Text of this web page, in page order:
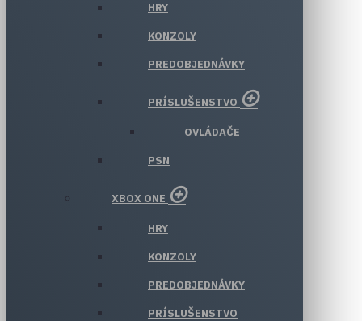
HRY
KONZOLY
PREDOBJEDNÁVKY
PRÍSLUŠENSTVO
OVLÁDAČE
PSN
XBOX ONE
HRY
KONZOLY
PREDOBJEDNÁVKY
PRÍSLUŠENSTVO